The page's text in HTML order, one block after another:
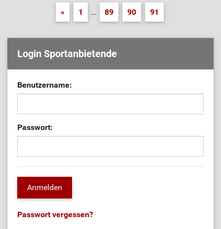
« 1 ... 89 90 91
Login Sportanbietende
Benutzername:
Passwort:
Passwort vergessen?